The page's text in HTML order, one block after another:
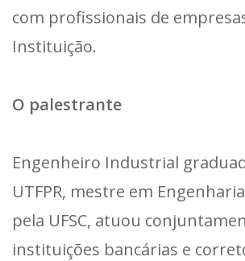
com profissionais de
Instituição.
O palestrante
Engenheiro Industrial
UTFPR, mestre em
pela UFSC, atuou
instituições bancárias e